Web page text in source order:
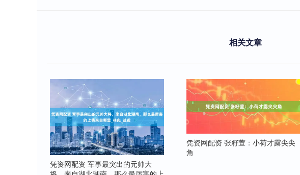
相关文章
凭资网配资 军事最突出的元帅大
凭资网配资 张籽萱：小荷才露尖尖
角